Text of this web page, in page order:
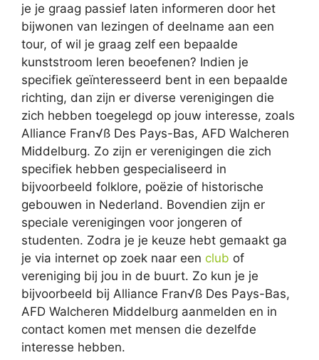
je je graag passief laten informeren door het
bijwonen van lezingen of deelname aan een
tour, of wil je graag zelf een bepaalde
kunststroom leren beoefenen? Indien je
specifiek geïnteresseerd bent in een bepaalde
richting, dan zijn er diverse verenigingen die
zich hebben toegelegd op jouw interesse, zoals
Alliance Fran√ß Des Pays-Bas, AFD Walcheren
Middelburg. Zo zijn er verenigingen die zich
specifiek hebben gespecialiseerd in
bijvoorbeeld folklore, poëzie of historische
gebouwen in Nederland. Bovendien zijn er
speciale verenigingen voor jongeren of
studenten. Zodra je je keuze hebt gemaakt ga
je via internet op zoek naar een club of
vereniging bij jou in de buurt. Zo kun je je
bijvoorbeeld bij Alliance Fran√ß Des Pays-Bas,
AFD Walcheren Middelburg aanmelden en in
contact komen met mensen die dezelfde
interesse hebben.